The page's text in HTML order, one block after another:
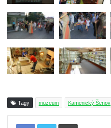
Tagy muzeum Kamenický Šenov
Tisknout